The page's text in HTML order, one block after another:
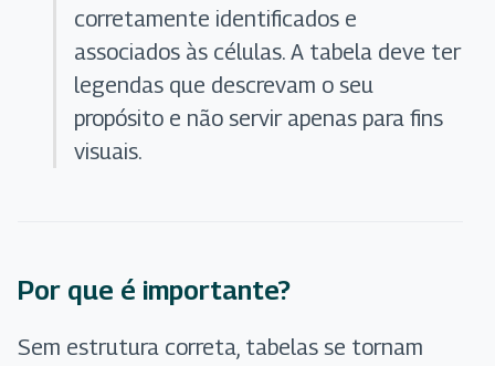
corretamente identificados e
associados às células. A tabela deve ter
legendas que descrevam o seu
propósito e não servir apenas para fins
visuais.
Por que é importante?
Sem estrutura correta, tabelas se tornam